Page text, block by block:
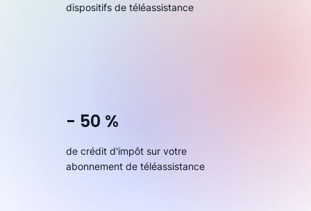
dispositifs de téléassistance
- 50 %
de crédit d'impôt sur votre
abonnement de téléassistance